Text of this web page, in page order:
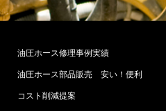
油圧ホース修理事例実績
油圧ホース部品販売 安い！便利
コスト削減提案